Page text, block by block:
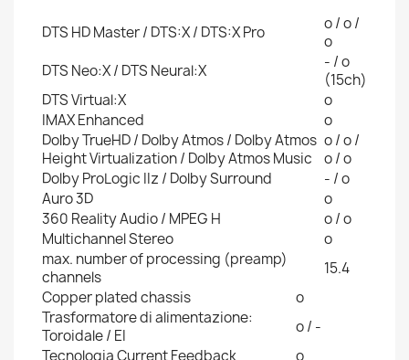
DTS HD Master / DTS:X / DTS:X Pro
o / o /
o
DTS Neo:X / DTS Neural:X
- / o
(15ch)
DTS Virtual:X
o
IMAX Enhanced
o
Dolby TrueHD / Dolby Atmos / Dolby Atmos
Height Virtualization / Dolby Atmos Music
o / o /
o / o
Dolby ProLogic IIz / Dolby Surround
- / o
Auro 3D
o
360 Reality Audio / MPEG H
o / o
Multichannel Stereo
o
max. number of processing (preamp)
channels
15.4
Copper plated chassis
o
Trasformatore di alimentazione:
Toroidale / EI
o / -
Tecnologia Current Feedback
o